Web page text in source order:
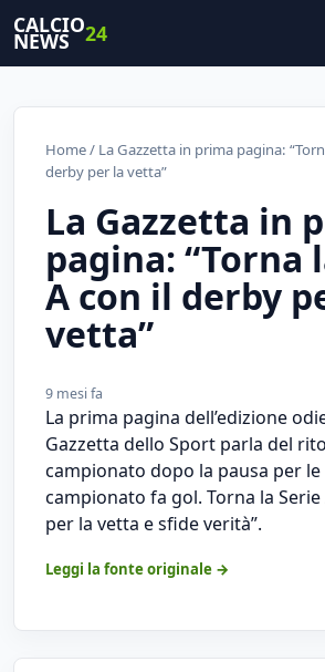
CALCIO
NEWS 24
Home/ La Gazzetta in prima pagina:
derby per la vetta”
La Gazzetta in
pagina: “Torna
A con il derby
vetta”
9 mesi fa
La prima pagina dell’edizione
Gazzetta dello Sport parla del
campionato dopo la pausa per le
campionato fa gol. Torna la
per la vetta e sfide verità”.
Leggi la fonte originale →